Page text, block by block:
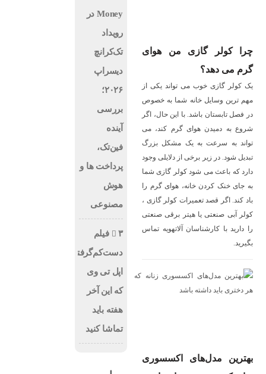
چرا کولر گازی من هوای
گرم می دهد؟
یک کولر گازی خوب می تواند یکی از
مهم ترین وسایل خانه شما به خصوص
در فصل تابستان باشد. با این حال، اگر
شروع به دمیدن هوای گرم کند، می
تواند به سرعت به یک مشکل بزرگ
تبدیل شود. در زیر برخی از دلایلی وجود
دارد که باعث می شود کولر گازی شما
به جای خنک کردن خانه، هوای گرم را
باد کند. اگر قصد تعمیرات کولر گازی ،
کولر آبی صنعتی یا هیتر برقی صنعتی
را دارید با کارشناسان آلاتهویه تماس
بگیرید.
بهترین مدل‌های اکسسوری
Money در
رویداد
تک‌کرانچ
دیسراپ
۲۰۲۶؛
بررسی
آینده
فین‌تک،
پرداخت‌ ها و
هوش
مصنوعی
۳ فیلم
دست‌کم‌گرفته‌شده
اپل تی وی
که این آخر
هفته باید
تماشا کنید